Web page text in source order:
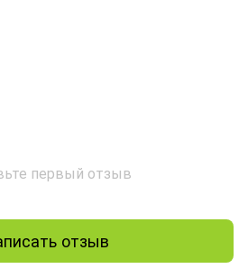
первый отзыв
отзыв